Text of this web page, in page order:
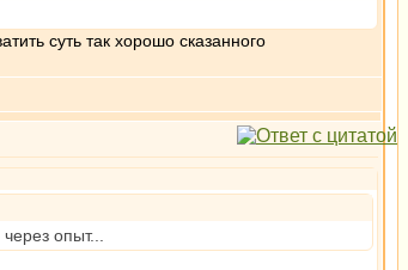
суть так хорошо сказанного
опыт...